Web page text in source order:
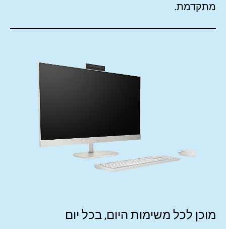
מתקדמת.
מוכן לכל משימות היום, בכל יום